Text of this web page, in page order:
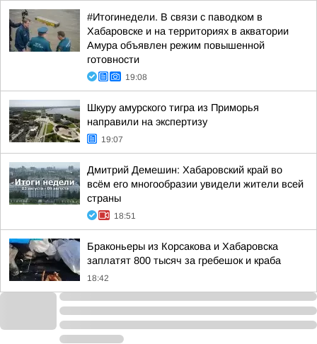
#Итогинедели. В связи с паводком в
Хабаровске и на территориях в акватории
Амура объявлен режим повышенной
готовности
19:08
Шкуру амурского тигра из Приморья
направили на экспертизу
19:07
Дмитрий Демешин: Хабаровский край во
всём его многообразии увидели жители всей
страны
18:51
Браконьеры из Корсакова и Хабаровска
заплатят 800 тысяч за гребешок и краба
18:42